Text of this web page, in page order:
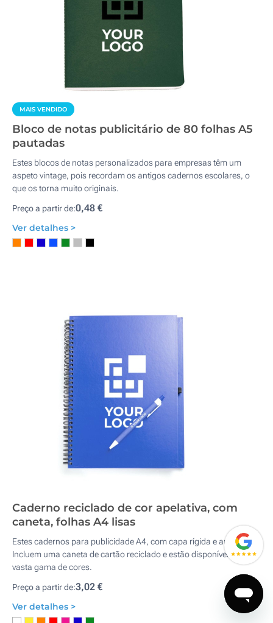
MAIS VENDIDO
Bloco de notas publicitário de 80 folhas A5
pautadas
Estes blocos de notas personalizados para empresas têm um
aspeto vintage, pois recordam os antigos cadernos escolares, o
que os torna muito originais.
Preço a partir de:0,48 €
Ver detalhes >
Caderno reciclado de cor apelativa, com
caneta, folhas A4 lisas
Estes cadernos para publicidade A4, com capa rígida e argolas.
Incluem uma caneta de cartão reciclado e estão disponíveis numa
vasta gama de cores.
Preço a partir de:3,02 €
Ver detalhes >